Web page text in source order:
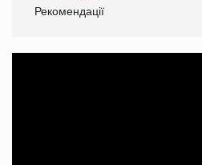
Рекомендації